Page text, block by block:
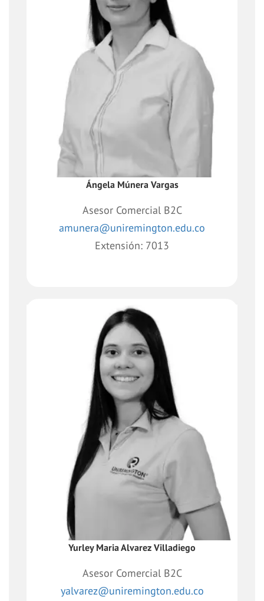
Comercializar y difundir los programas
de Educación Continúa ofrecidos por la
Universidad, generando relacionamiento
con nuestros consumidores actuales y
futuros, para dar cumplimiento al
presupuesto de ventas dispuesto para el
Ángela Múnera Vargas
Asesor Comercial B2C
amunera@uniremington.edu.co
Extensión: 7013
Comercializar y difundir los programas
de Educación Continúa ofrecidos por la
Universidad, generando relacionamiento
con nuestros consumidores actuales y
futuros, para dar cumplimiento al
presupuesto de ventas dispuesto para el
canal.
Yurley Maria Alvarez Villadiego
Asesor Comercial B2C
yalvarez@uniremington.edu.co